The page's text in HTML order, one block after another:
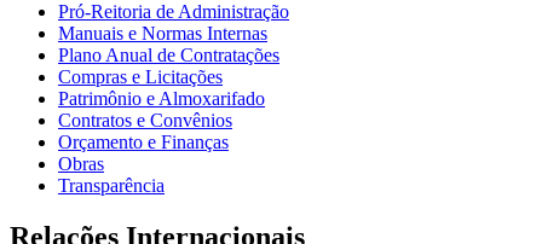
Pró-Reitoria de Administração
Manuais e Normas Internas
Plano Anual de Contratações
Compras e Licitações
Patrimônio e Almoxarifado
Contratos e Convênios
Orçamento e Finanças
Obras
Transparência
Relações Internacionais